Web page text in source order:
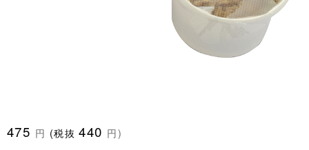
475 円 (税抜 440 円)